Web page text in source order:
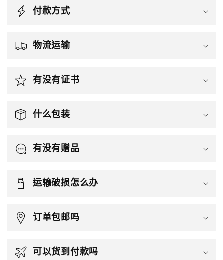
付款方式
物流运输
有没有证书
什么包装
有没有赠品
运输破损怎么办
订单包邮吗
可以货到付款吗